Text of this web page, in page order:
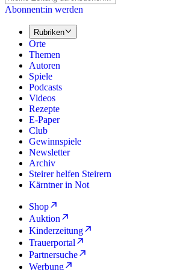
Abonnent:in werden
Rubriken
Orte
Themen
Autoren
Spiele
Podcasts
Videos
Rezepte
E-Paper
Club
Gewinnspiele
Newsletter
Archiv
Steirer helfen Steirern
Kärntner in Not
Shop
Auktion
Kinderzeitung
Trauerportal
Partnersuche
Werbung